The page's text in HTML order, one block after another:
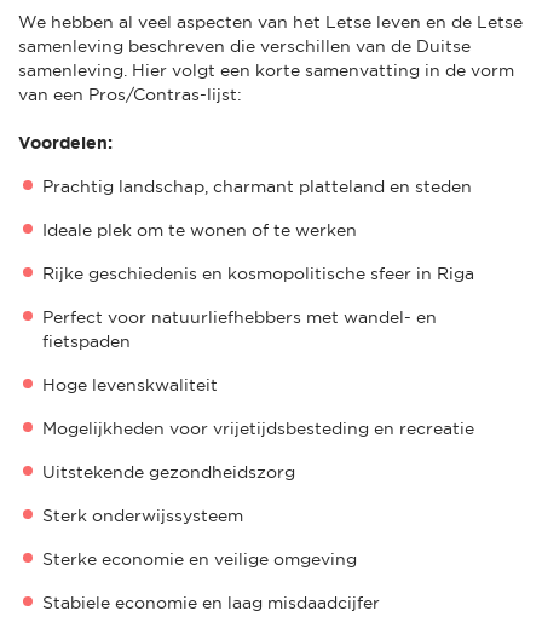
We hebben al veel aspecten van het Letse leven en de Letse
samenleving beschreven die verschillen van de Duitse
samenleving. Hier volgt een korte samenvatting in de vorm
van een Pros/Contras-lijst:
Voordelen:
Prachtig landschap, charmant platteland en steden
Ideale plek om te wonen of te werken
Rijke geschiedenis en kosmopolitische sfeer in Riga
Perfect voor natuurliefhebbers met wandel- en
fietspaden
Hoge levenskwaliteit
Mogelijkheden voor vrijetijdsbesteding en recreatie
Uitstekende gezondheidszorg
Sterk onderwijssysteem
Sterke economie en veilige omgeving
Stabiele economie en laag misdaadcijfer